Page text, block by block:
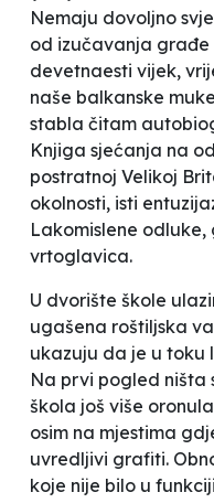
Nemaju dovoljno
od izučavanja
devetnaesti vijek,
naše balkanske
stabla čitam
Knjiga sjećanja na
postratnoj Velikoj
okolnosti, isti
Lakomislene
vrtoglavica.
U dvorište škole
ugašena roštiljska
ukazuju da je u toku
Na prvi pogled ništa
škola još više
osim na mjestima
uvredljivi grafiti.
koje nije bilo u